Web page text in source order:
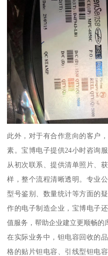
此外，对于有合作意向的客户
素。宝博电子提供24小时咨询
从初次联系、提供清单照片、
样，整个流程清晰透明。专业
型号鉴别、数量统计等方面的
作的电子制造企业，宝博电子
值服务，帮助企业建立更顺畅的
在实际业务中，钽电容回收的
格的贴片钽电容、引线型钽电